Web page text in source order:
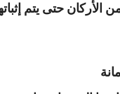
حتى يتم